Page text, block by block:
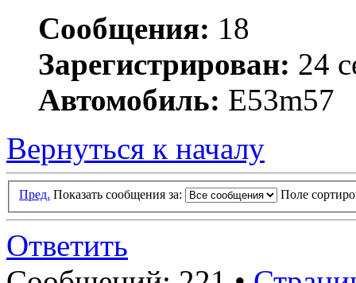
Сообщения: 18
Зарегистрирован: 24
Автомобиль: E53m57
Вернуться к началу
Пред. Показать сообщения за: Поле
Ответить